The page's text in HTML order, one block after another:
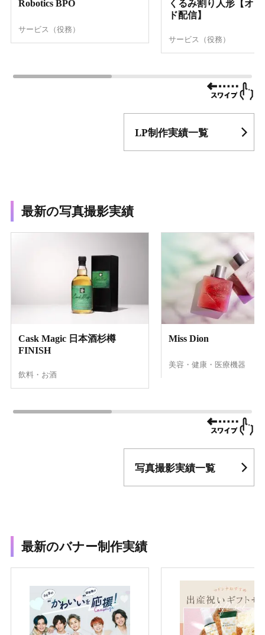
Robotics BPO
サービス（役務）
くるみ割り人形【オ
ド配信】
サービス（役務）
LP制作実績一覧
最新の写真撮影実績
Cask Magic 日本酒杉樽
FINISH
飲料・お酒
Miss Dion
美容・健康・医療機器
写真撮影実績一覧
最新のバナー制作実績